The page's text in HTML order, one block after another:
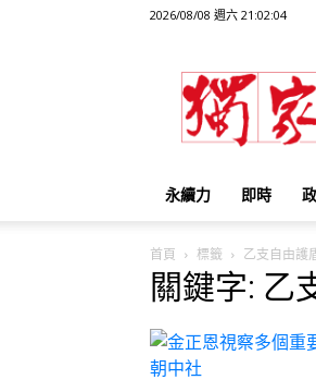
2026/08/08 週六 21:02:04
永續力 即時
首頁 標籤 乙支自由護
關鍵字: 乙